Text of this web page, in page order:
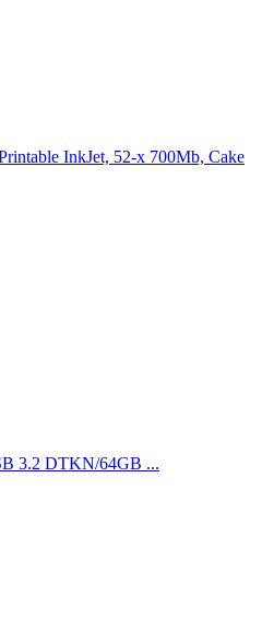
InkJet, 52-x 700Mb, Cake
3.2 DTKN/64GB ...